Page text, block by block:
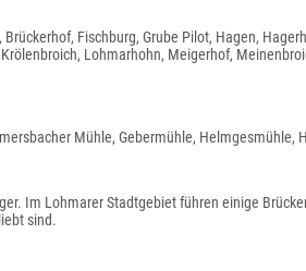
Fischburg, Grube Pilot, Hagen,
Lohmarhohn, Meigerhof,
Mühle, Gebermühle, Helmgesmühle,
Im Lohmarer Stadtgebiet führen einige
sind.